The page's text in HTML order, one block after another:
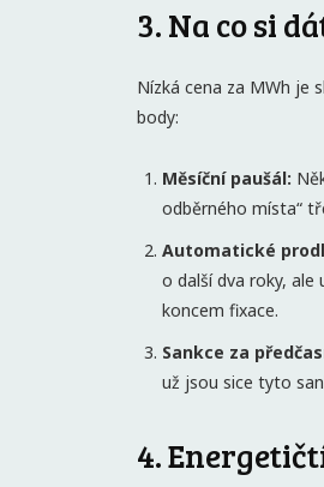
3. Na co si
Nízká cena za MWh je
body:
Měsíční paušál:
odběrného místa“
Automatické
o další dva roky, ale
koncem fixace.
Sankce za
už jsou sice tyto
4.